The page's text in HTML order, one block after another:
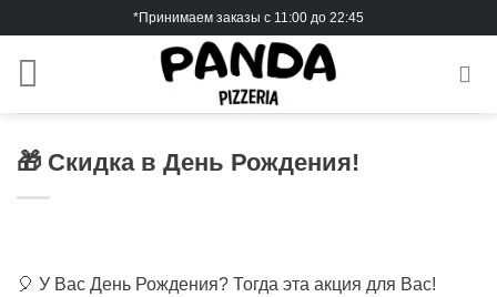
to
content
*Принимаем заказы с 11:00 до 22:45
🎁 Скидка в День Рождения!
🎈 У Вас День Рождения? Тогда эта акция для Вас!